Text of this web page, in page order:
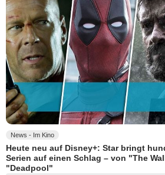
News - Im Kino
Heute neu auf Disney+: Star bringt
Serien auf einen Schlag – von "The
"Deadpool"